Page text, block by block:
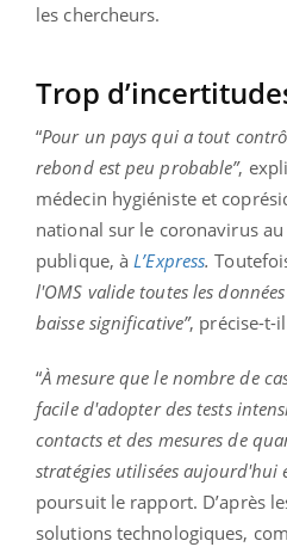
les chercheurs.
Trop
“Pour un pays qui a tout
rebond est peu probable”,
médecin hygiéniste et
national sur le coronavirus
publique, àL’Express.
l'OMS valide toutes les
baisse significative”, précise-t-
“À mesure que le nombre de
facile d'adopter des tests
contacts et des mesures de
stratégies utilisées aujourd'hui
poursuit le rapport. D’après
solutions technologiques,